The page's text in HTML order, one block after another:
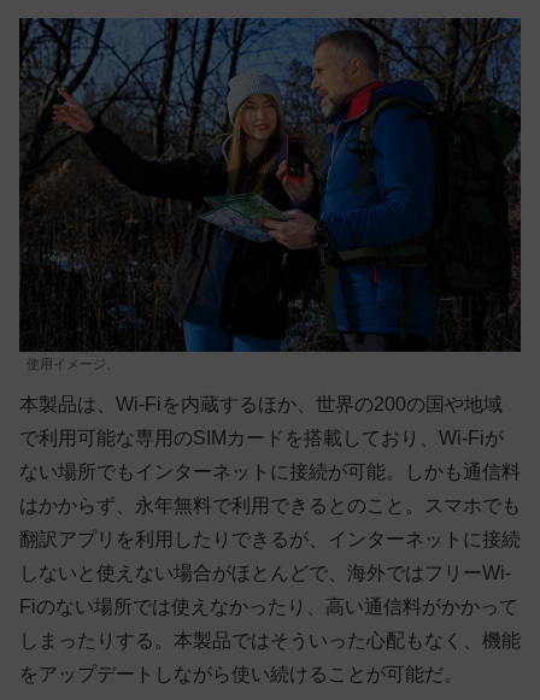
使用イメージ。
本製品は、Wi-Fiを内蔵するほか、世界の200の国や地域
で利用可能な専用のSIMカードを搭載しており、Wi-Fiが
ない場所でもインターネットに接続が可能。しかも通信料
はかからず、永年無料で利用できるとのこと。スマホでも
翻訳アプリを利用したりできるが、インターネットに接続
しないと使えない場合がほとんどで、海外ではフリーWi-
Fiのない場所では使えなかったり、高い通信料がかかって
しまったりする。本製品ではそういった心配もなく、機能
をアップデートしながら使い続けることが可能だ。